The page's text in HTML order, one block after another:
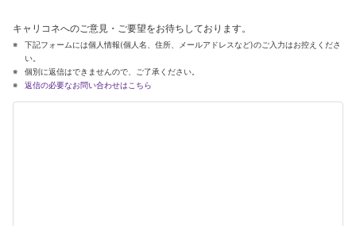
キャリコネへのご意見・ご要望をお待ちしております。
下記フォームには個人情報(個人名、住所、メールアドレスなど)のご入力はお控えくださ
い。
個別に返信はできませんので、ご了承ください。
返信の必要なお問い合わせはこちら